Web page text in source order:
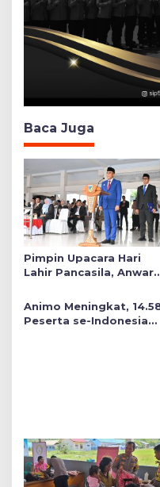
Baca Juga
Pimpin Upacara Hari
Lahir Pancasila, Anwar
Sosial dalam Kebijakan
Publik
Animo Meningkat,
Peserta se-Indonesia